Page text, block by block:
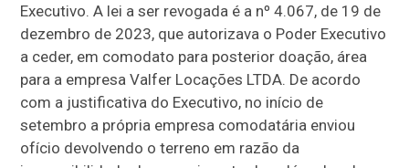
Executivo. A lei a ser revogada é a nº 4.067, de 19 de
dezembro de 2023, que autorizava o Poder Executivo
a ceder, em comodato para posterior doação, área
para a empresa Valfer Locações LTDA. De acordo
com a justificativa do Executivo, no início de
setembro a própria empresa comodatária enviou
ofício devolvendo o terreno em razão da